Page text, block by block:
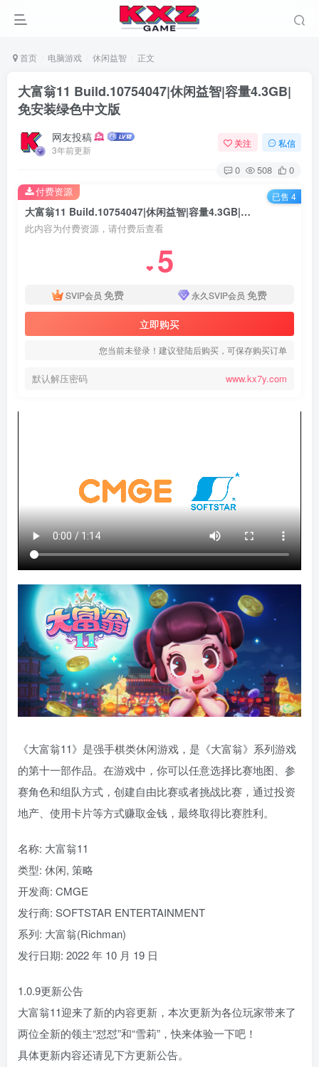
首页 电脑游戏 休闲益智 正文
大富翁11 Build.10754047|休闲益智|容量4.3GB|
免安装绿色中文版
网友投稿
3年前更新
关注 私信
0 508 0
大富翁11 Build.10754047|休闲益智|容量4.3GB|免安装绿色中文版
此内容为付费资源，请付费后查看
❤ 5
SVIP会员 免费 永久SVIP会员 免费
立即购买
您当前未登录！建议登陆后购买，可保存购买订单
默认解压密码 www.kx7y.com
付费资源 已售 4
《大富翁11》是强手棋类休闲游戏，是《大富翁》系列游戏
的第十一部作品。在游戏中，你可以任意选择比赛地图、参
赛角色和组队方式，创建自由比赛或者挑战比赛，通过投资
地产、使用卡片等方式赚取金钱，最终取得比赛胜利。
名称: 大富翁11
类型: 休闲, 策略
开发商: CMGE
发行商: SOFTSTAR ENTERTAINMENT
系列: 大富翁(Richman)
发行日期: 2022 年 10 月 19 日
1.0.9更新公告
大富翁11迎来了新的内容更新，本次更新为各位玩家带来了
两位全新的领主“怼怼”和“雪莉”，快来体验一下吧！
具体更新内容还请见下方更新公告。